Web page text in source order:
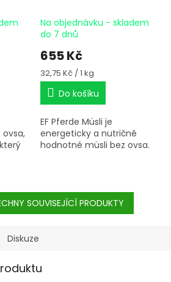
Na objednávku - skladem
do 7 dnů
655 Kč
Měrná
cena:
32,75 Kč / 1 kg
Do košíku
EF Pferde Müsli je
energeticky a nutričně
hodnotné müsli bez ovsa.
STRAVITELNÉ • > 70 %
OBILNÝCH VLOČEK •
PIVOVARSKÉ KVASNICE
SOUVISEJÍCÍ PRODUKTY
Diskuze